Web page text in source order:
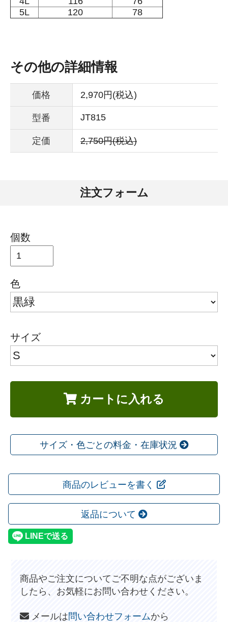
5L
120 78
その他の詳細情報
価格 2,970円(税込)
型番 JT815
定価 2,750円(税込)
注文フォーム
個数
色
サイズ
カートに入れる
サイズ・色ごとの料金・在庫状況
商品のレビューを書く
返品について
商品やご注文についてご不明な点がございま
したら、お気軽にお問い合わせください。
メールは問い合わせフォームから